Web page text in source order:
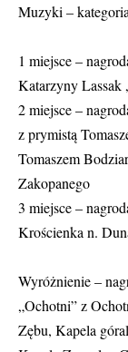
Muzyki –
1 miejsce –
Katarzyny Lassak
2 miejsce –
z prymistą
Tomaszem
Zakopanego
3 miejsce –
Krościenka n.
Wyróżnienie –
„Ochotni” z
Zębu, Kapela